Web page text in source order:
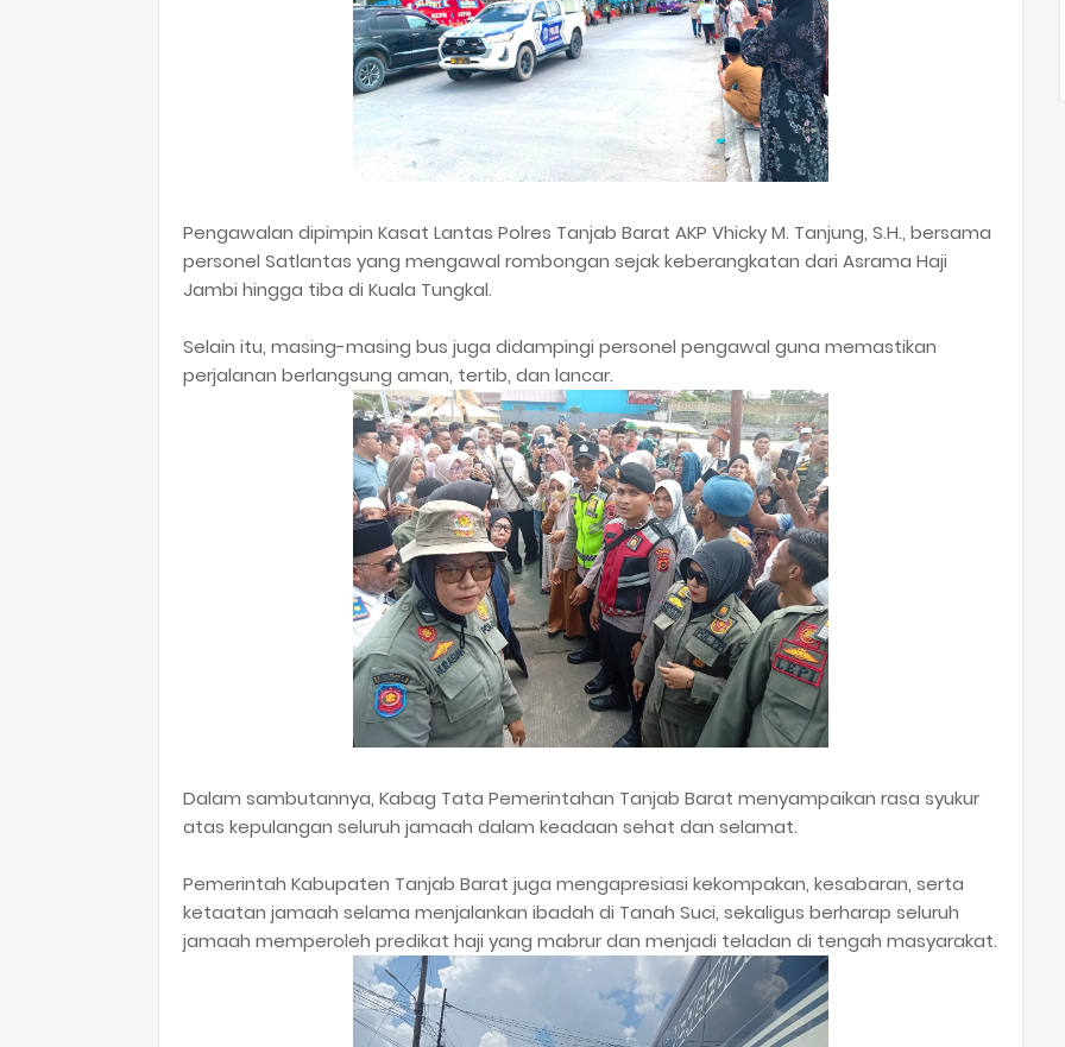
Pengawalan dipimpin Kasat Lantas Polres Tanjab Barat AKP Vhicky M. Tanjung, S.H., bersama
personel Satlantas yang mengawal rombongan sejak keberangkatan dari Asrama Haji
Jambi hingga tiba di Kuala Tungkal.
Selain itu, masing-masing bus juga didampingi personel pengawal guna memastikan
perjalanan berlangsung aman, tertib, dan lancar.
Dalam sambutannya, Kabag Tata Pemerintahan Tanjab Barat menyampaikan rasa syukur
atas kepulangan seluruh jamaah dalam keadaan sehat dan selamat.
Pemerintah Kabupaten Tanjab Barat juga mengapresiasi kekompakan, kesabaran, serta
ketaatan jamaah selama menjalankan ibadah di Tanah Suci, sekaligus berharap seluruh
jamaah memperoleh predikat haji yang mabrur dan menjadi teladan di tengah masyarakat.